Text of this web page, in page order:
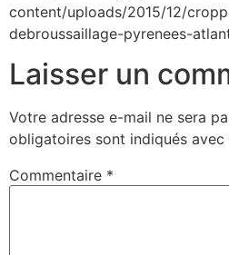
content/uploads/2015/12/
debroussaillage-pyrenees-
Laisser un
Votre adresse e-mail ne sera
obligatoires sont indiqués avec
Commentaire *